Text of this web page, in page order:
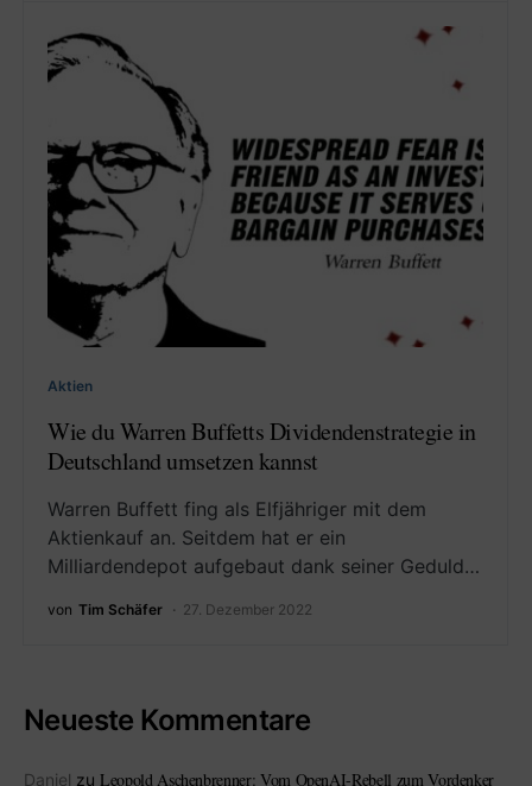
Aktien
Wie du Warren Buffetts Dividendenstrategie in
Deutschland umsetzen kannst
Warren Buffett fing als Elfjähriger mit dem
Aktienkauf an. Seitdem hat er ein
Milliardendepot aufgebaut dank seiner Geduld…
von Tim Schäfer 27. Dezember 2022
Neueste Kommentare
Daniel zu Leopold Aschenbrenner: Vom OpenAI-Rebell zum Vordenker